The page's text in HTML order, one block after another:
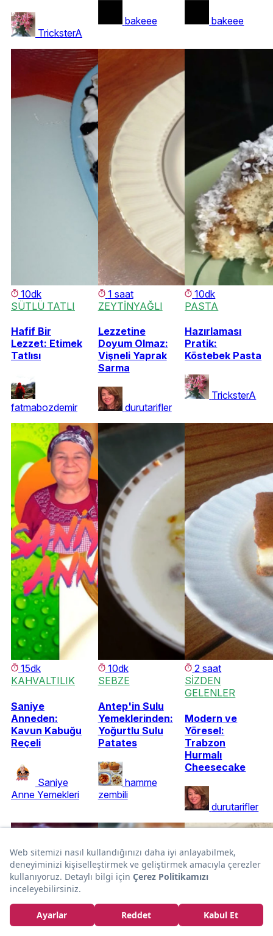
TricksterA
bakeee bakeee
10dk
SÜTLÜ TATLI
Hafif Bir
Lezzet: Etimek
Tatlısı
fatmabozdemir
1 saat
ZEYTİNYAĞLI
Lezzetine
Doyum Olmaz:
Vişneli Yaprak
Sarma
durutarifler
10dk
PASTA
Hazırlaması
Pratik:
Köstebek Pasta
TricksterA
15dk
KAHVALTILIK
Saniye
Anneden:
Kavun Kabuğu
Reçeli
Saniye
Anne Yemekleri
10dk
SEBZE
Antep'in Sulu
Yemeklerinden:
Yoğurtlu Sulu
Patates
hamme
zembili
2 saat
SİZDEN
GELENLER
Modern ve
Yöresel:
Trabzon
Hurmalı
Cheesecake
durutarifler